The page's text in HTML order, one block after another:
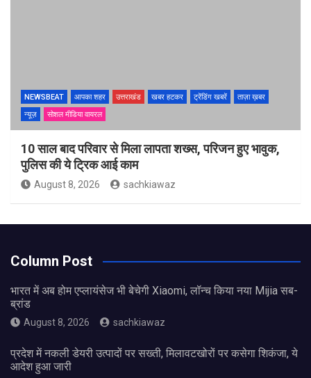
NEWSBEAT आपका शहर उत्तराखंड खबर हटकर ट्रेंडिंग खबरें
ताज़ा ख़बर
न्यूज़
सोशल मीडिया वायरल
10 साल बाद परिवार से मिला लापता शख्स, परिजन हुए भावुक,
पुलिस की ये ट्रिक आई काम
August 8, 2026 sachkiawaz
Column Post
भारत में अब होम एप्लायंसेज भी बेचेगी Xiaomi, लॉन्च किया नया Mijia सब-
ब्रांड
August 8, 2026 sachkiawaz
प्रदेश में नकली डेयरी उत्पादों पर सख्ती, मिलावटखोरों पर कसेगा शिकंजा, ये
आदेश हुआ जारी